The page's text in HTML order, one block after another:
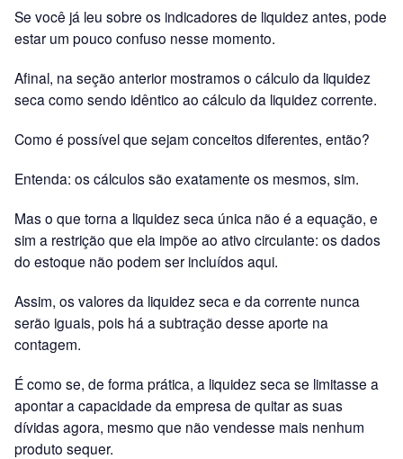
Se você já leu sobre os indicadores de liquidez antes, pode
estar um pouco confuso nesse momento.
Afinal, na seção anterior mostramos o cálculo da liquidez
seca como sendo idêntico ao cálculo da liquidez corrente.
Como é possível que sejam conceitos diferentes, então?
Entenda: os cálculos são exatamente os mesmos, sim.
Mas o que torna a liquidez seca única não é a equação, e
sim a restrição que ela impõe ao ativo circulante: os dados
do estoque não podem ser incluídos aqui.
Assim, os valores da liquidez seca e da corrente nunca
serão iguais, pois há a subtração desse aporte na
contagem.
É como se, de forma prática, a liquidez seca se limitasse a
apontar a capacidade da empresa de quitar as suas
dívidas agora, mesmo que não vendesse mais nenhum
produto sequer.